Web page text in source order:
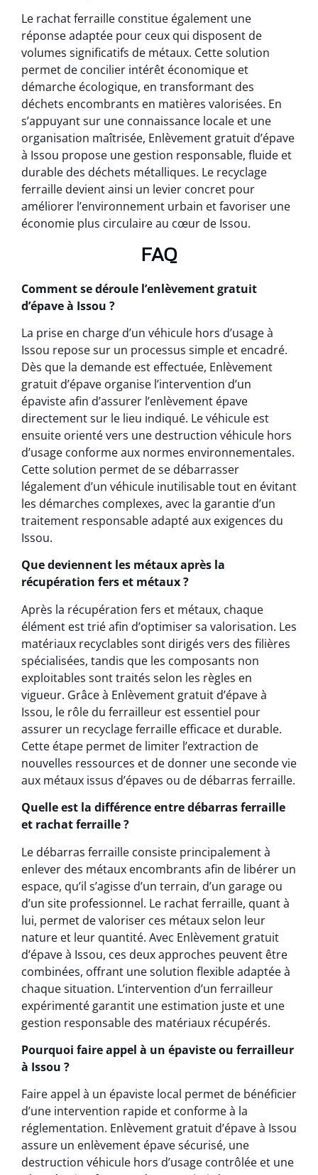
Le rachat ferraille constitue également une
réponse adaptée pour ceux qui disposent de
volumes significatifs de métaux. Cette solution
permet de concilier intérêt économique et
démarche écologique, en transformant des
déchets encombrants en matières valorisées. En
s’appuyant sur une connaissance locale et une
organisation maîtrisée, Enlèvement gratuit d’épave
à Issou propose une gestion responsable, fluide et
durable des déchets métalliques. Le recyclage
ferraille devient ainsi un levier concret pour
améliorer l’environnement urbain et favoriser une
économie plus circulaire au cœur de Issou.
FAQ
Comment se déroule l’enlèvement gratuit
d’épave à Issou ?
La prise en charge d’un véhicule hors d’usage à
Issou repose sur un processus simple et encadré.
Dès que la demande est effectuée, Enlèvement
gratuit d’épave organise l’intervention d’un
épaviste afin d’assurer l’enlèvement épave
directement sur le lieu indiqué. Le véhicule est
ensuite orienté vers une destruction véhicule hors
d’usage conforme aux normes environnementales.
Cette solution permet de se débarrasser
légalement d’un véhicule inutilisable tout en évitant
les démarches complexes, avec la garantie d’un
traitement responsable adapté aux exigences du
Issou.
Que deviennent les métaux après la
récupération fers et métaux ?
Après la récupération fers et métaux, chaque
élément est trié afin d’optimiser sa valorisation. Les
matériaux recyclables sont dirigés vers des filières
spécialisées, tandis que les composants non
exploitables sont traités selon les règles en
vigueur. Grâce à Enlèvement gratuit d’épave à
Issou, le rôle du ferrailleur est essentiel pour
assurer un recyclage ferraille efficace et durable.
Cette étape permet de limiter l’extraction de
nouvelles ressources et de donner une seconde vie
aux métaux issus d’épaves ou de débarras ferraille.
Quelle est la différence entre débarras ferraille
et rachat ferraille ?
Le débarras ferraille consiste principalement à
enlever des métaux encombrants afin de libérer un
espace, qu’il s’agisse d’un terrain, d’un garage ou
d’un site professionnel. Le rachat ferraille, quant à
lui, permet de valoriser ces métaux selon leur
nature et leur quantité. Avec Enlèvement gratuit
d’épave à Issou, ces deux approches peuvent être
combinées, offrant une solution flexible adaptée à
chaque situation. L’intervention d’un ferrailleur
expérimenté garantit une estimation juste et une
gestion responsable des matériaux récupérés.
Pourquoi faire appel à un épaviste ou ferrailleur
à Issou ?
Faire appel à un épaviste local permet de bénéficier
d’une intervention rapide et conforme à la
réglementation. Enlèvement gratuit d’épave à Issou
assure un enlèvement épave sécurisé, une
destruction véhicule hors d’usage contrôlée et une